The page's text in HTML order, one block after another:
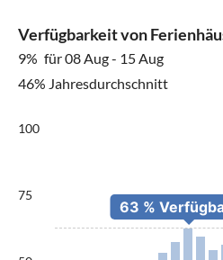
Verfügbarkeit von
9% für 08 Aug - 15 Aug
46% Jahresdurchschnitt
100
75